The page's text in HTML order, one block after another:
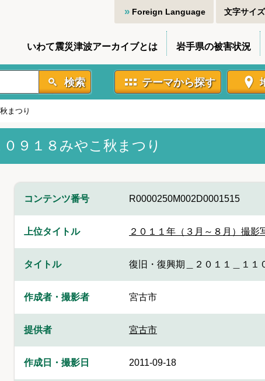
Foreign Language 文字サイズ
いわて震災津波アーカイブとは 岩手県の被害状況
検索 テーマから探す
まつり
９１８みやこ秋まつり
コンテンツ番号 R0000250M002D0001515
上位タイトル ２０１１年（３月～８月）撮影
タイトル 復旧・復興期＿２０１１＿１１
作成者・撮影者 宮古市
提供者 宮古市
作成日・撮影日 2011-09-18